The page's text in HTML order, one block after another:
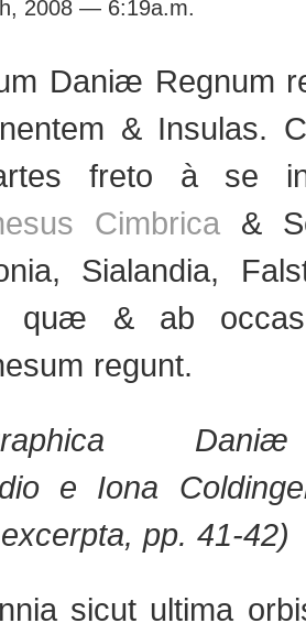
2008 — 6:19a.m.
Daniæ Regnum
& Insulas.
freto à se
Cimbrica &
Sialandia,
quæ & ab
regunt.
e Iona
pp. 41-42)
sicut ultima